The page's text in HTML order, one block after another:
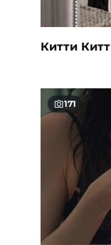
Китти Китт
171